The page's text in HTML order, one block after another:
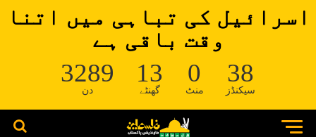
اسرائیل کی تباہی میں اتنا
وقت باقی ہے
3289
دن
13
گھنٹے
0
منٹ
37
سیکنڈز